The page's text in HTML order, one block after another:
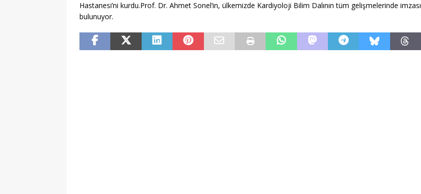
Hastanesi’ni kurdu.Prof. Dr. Ahmet Sonel’in, ülkemizde Kardiyoloji Bilim Dalının tüm gelişmelerinde imzası
bulunuyor.